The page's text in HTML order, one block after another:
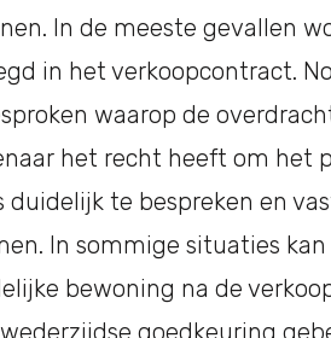
In de meeste gevallen
in het verkoopcontract.
waarop de
het recht heeft om het
duidelijk te bespreken en
In sommige situaties kan
bewoning na de
goedkeuring